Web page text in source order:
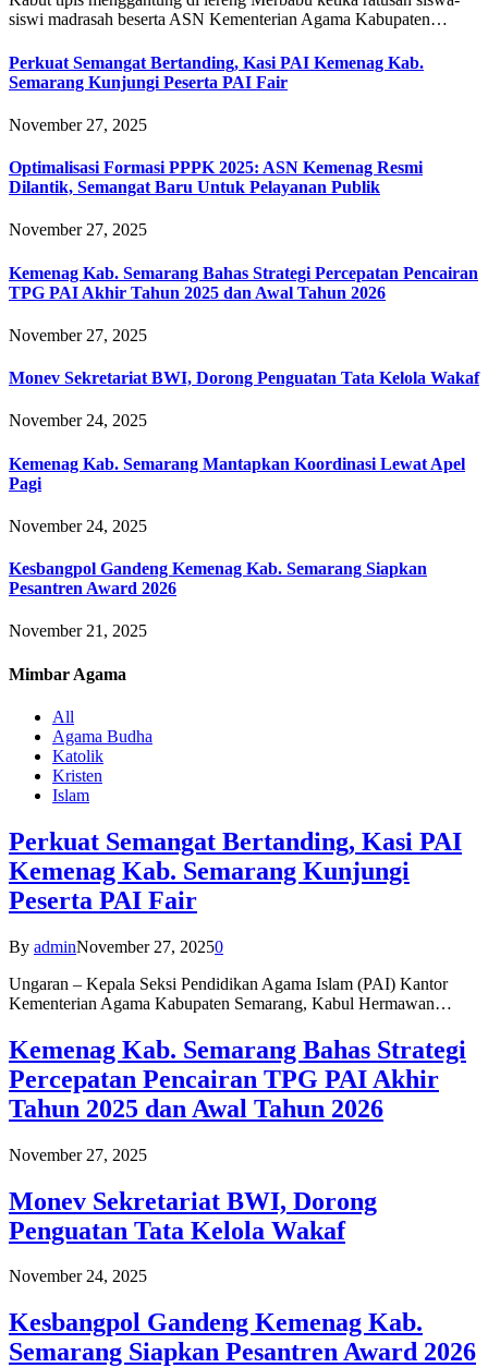
siswi madrasah beserta ASN Kementerian Agama Kabupaten…
Perkuat Semangat Bertanding, Kasi PAI Kemenag Kab.
Semarang Kunjungi Peserta PAI Fair
November 27, 2025
Optimalisasi Formasi PPPK 2025: ASN Kemenag Resmi
Dilantik, Semangat Baru Untuk Pelayanan Publik
November 27, 2025
Kemenag Kab. Semarang Bahas Strategi Percepatan Pencairan
TPG PAI Akhir Tahun 2025 dan Awal Tahun 2026
November 27, 2025
Monev Sekretariat BWI, Dorong Penguatan Tata Kelola Wakaf
November 24, 2025
Kemenag Kab. Semarang Mantapkan Koordinasi Lewat Apel
Pagi
November 24, 2025
Kesbangpol Gandeng Kemenag Kab. Semarang Siapkan
Pesantren Award 2026
November 21, 2025
Mimbar Agama
All
Agama Budha
Katolik
Kristen
Islam
Perkuat Semangat Bertanding, Kasi PAI
Kemenag Kab. Semarang Kunjungi
Peserta PAI Fair
By adminNovember 27, 20250
Ungaran – Kepala Seksi Pendidikan Agama Islam (PAI) Kantor
Kementerian Agama Kabupaten Semarang, Kabul Hermawan…
Kemenag Kab. Semarang Bahas Strategi
Percepatan Pencairan TPG PAI Akhir
Tahun 2025 dan Awal Tahun 2026
November 27, 2025
Monev Sekretariat BWI, Dorong
Penguatan Tata Kelola Wakaf
November 24, 2025
Kesbangpol Gandeng Kemenag Kab.
Semarang Siapkan Pesantren Award 2026